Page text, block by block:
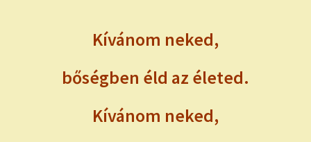
Kívánom neked,
bőségben éld az életed.
Kívánom neked,